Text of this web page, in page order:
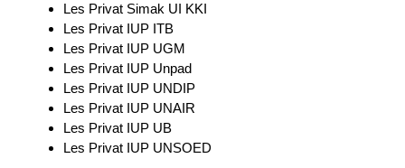
Les Privat Simak UI KKI
Les Privat IUP ITB
Les Privat IUP UGM
Les Privat IUP Unpad
Les Privat IUP UNDIP
Les Privat IUP UNAIR
Les Privat IUP UB
Les Privat IUP UNSOED